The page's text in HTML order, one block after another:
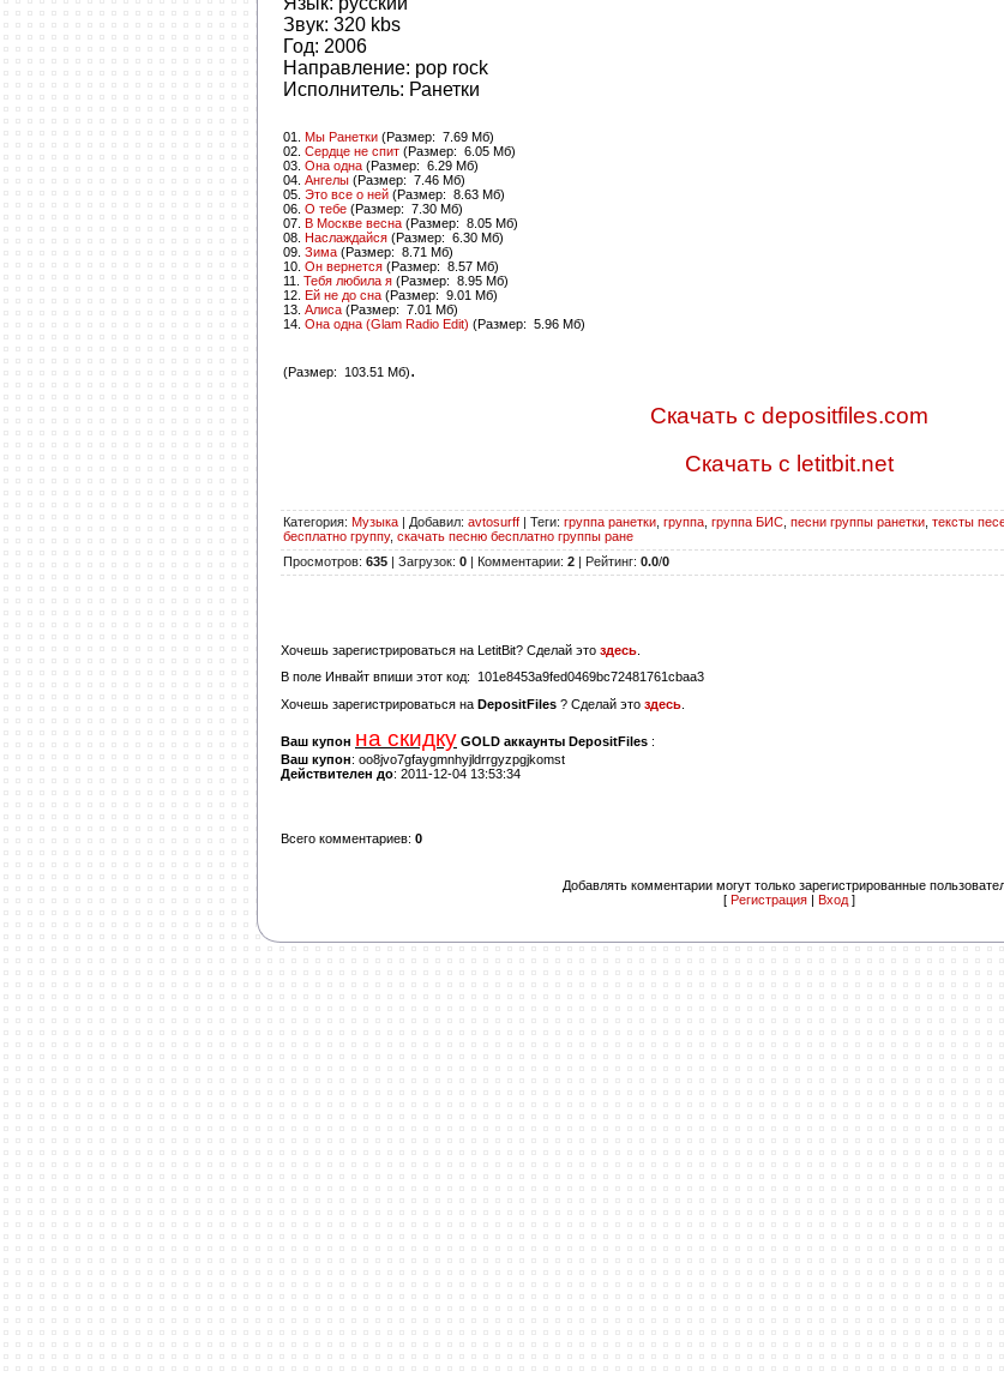
Звук: 320 kbs
Год: 2006
Направление: pop rock
Исполнитель: Ранетки
01. Мы Ранетки (Размер: 7.69 Мб)
02. Сердце не спит (Размер: 6.05 Мб)
03. Она одна (Размер: 6.29 Мб)
04. Ангелы (Размер: 7.46 Мб)
05. Это все о ней (Размер: 8.63 Мб)
06. О тебе (Размер: 7.30 Мб)
07. В Москве весна (Размер: 8.05 Мб)
08. Наслаждайся (Размер: 6.30 Мб)
09. Зима (Размер: 8.71 Мб)
10. Он вернется (Размер: 8.57 Мб)
11.
Тебя любила я (Размер: 8.95 Мб)
12. Ей не до сна (Размер: 9.01 Мб)
13. Алиса (Размер: 7.01 Мб)
14. Она одна (Glam Radio Edit) (Размер: 5.96 Мб)
(Размер: 103.51 Мб).
Скачать с depositfiles.com
Скачать с letitbit.net
Категория: Музыка | Добавил: avtosurff | Теги: группа ранетки группа группа БИС песни группы ранетки тексты
бесплатно группу, скачать песню бесплатно группы ране
Просмотров: 635 | Загрузок: 0 | Комментарии: 2 | Рейтинг: 0.0/0
Хочешь зарегистрироваться на LetitBit? Сделай это здесь
В поле Инвайт впиши этот код: 101e8453a9fed0469bc72481761cbaa3
Хочешь зарегистрироваться на DepositFiles ? Сделай это здесь
Ваш купон на скидку GOLD аккаунты DepositFiles :
Ваш купон: oo8jvo7gfaygmnhyjldrrgyzpgjkomst
Действителен до: 2011-12-04 13:53:34
Всего комментариев: 0
Добавлять комментарии могут только зарегистрированные
[ Регистрация | Вход ]